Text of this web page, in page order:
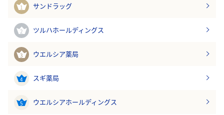
1 サンドラッグ
2 ツルハホールディングス
3 ウエルシア薬局
4 スギ薬局
5 ウエルシアホールディングス